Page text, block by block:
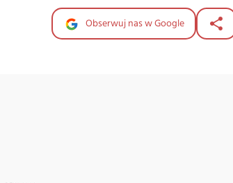
Obserwuj nas w Google